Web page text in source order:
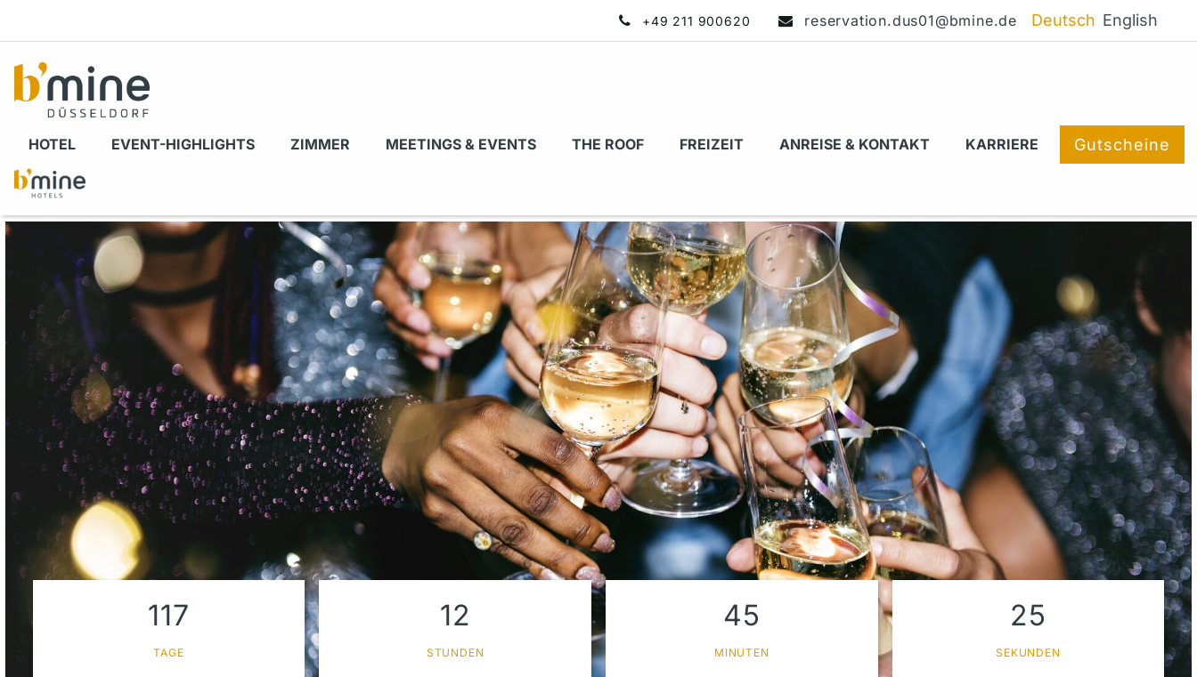
+49 211 900620 reservation.dus01@bmine.de Deutsch English
HOTEL EVENT-HIGHLIGHTS ZIMMER MEETINGS & EVENTS THE ROOF FREIZEIT ANREISE & KONTAKT KARRIERE Gutscheine
117
TAGE
12
STUNDEN
45
MINUTEN
25
SEKUNDEN